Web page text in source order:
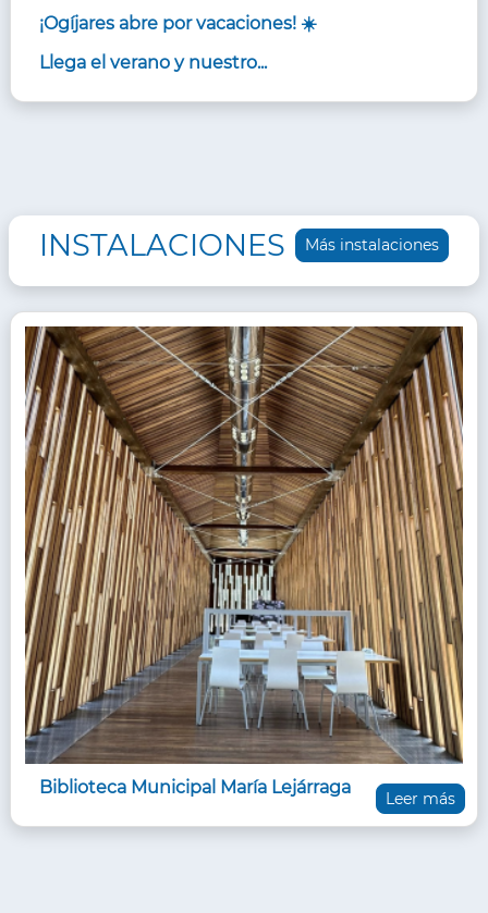
¡Ogíjares abre por vacaciones! ☀️
Llega el verano y nuestro...
INSTALACIONES Más instalaciones
Biblioteca Municipal María Lejárraga
Leer más